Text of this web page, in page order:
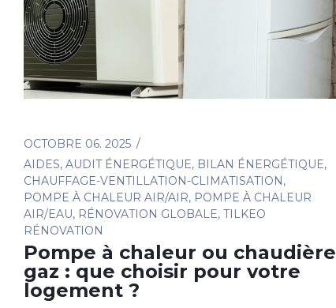
OCTOBRE 06. 2025
AIDES, AUDIT ÉNERGÉTIQUE, BILAN ÉNERGÉTIQUE,
CHAUFFAGE-VENTILLATION-CLIMATISATION,
POMPE À CHALEUR AIR/AIR, POMPE À CHALEUR
AIR/EAU, RÉNOVATION GLOBALE, TILKEO
RÉNOVATION
Pompe à chaleur ou chaudière
gaz : que choisir pour votre
logement ?